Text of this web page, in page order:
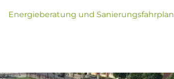
Energieberatung und Sanierungsfahrplan